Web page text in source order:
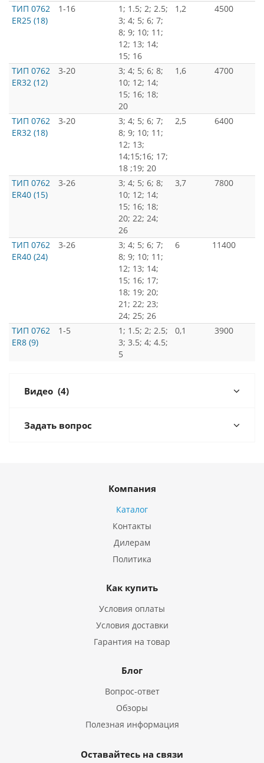
ТИП 0762
ER25 (18)
1-16
1; 1.5; 2; 2.5;
3; 4; 5; 6; 7;
8; 9; 10; 11;
12; 13; 14;
15; 16
1,2 4500
ТИП 0762
ER32 (12)
3-20
3; 4; 5; 6; 8;
10; 12; 14;
15; 16; 18;
20
1,6 4700
ТИП 0762
ER32 (18)
3-20
3; 4; 5; 6; 7;
8; 9; 10; 11;
12; 13;
14;15;16; 17;
18 ;19; 20
2,5 6400
ТИП 0762
ER40 (15)
3-26
3; 4; 5; 6; 8;
10; 12; 14;
15; 16; 18;
20; 22; 24;
26
3,7 7800
ТИП 0762
ER40 (24)
3-26
3; 4; 5; 6; 7;
8; 9; 10; 11;
12; 13; 14;
15; 16; 17;
18; 19; 20;
21; 22; 23;
24; 25; 26
6 11400
ТИП 0762
ER8 (9)
1-5
1; 1.5; 2; 2.5;
3; 3.5; 4; 4.5;
5
0,1 3900
Видео (4)
Задать вопрос
Компания
Каталог
Контакты
Дилерам
Политика
Как купить
Условия оплаты
Условия доставки
Гарантия на товар
Блог
Вопрос-ответ
Обзоры
Полезная информация
Оставайтесь на связи